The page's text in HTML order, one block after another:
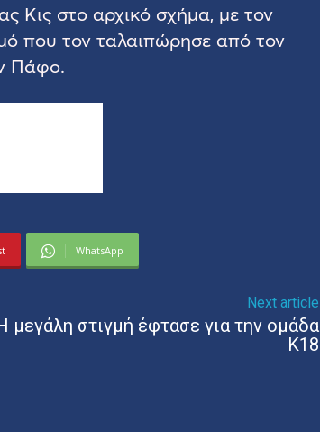
Κις στο αρχικό σχήμα, με τον
που τον ταλαιπώρησε από τον
Πάφο.
WhatsApp
Next article
μεγάλη στιγμή έφτασε για την ομάδα
Κ18